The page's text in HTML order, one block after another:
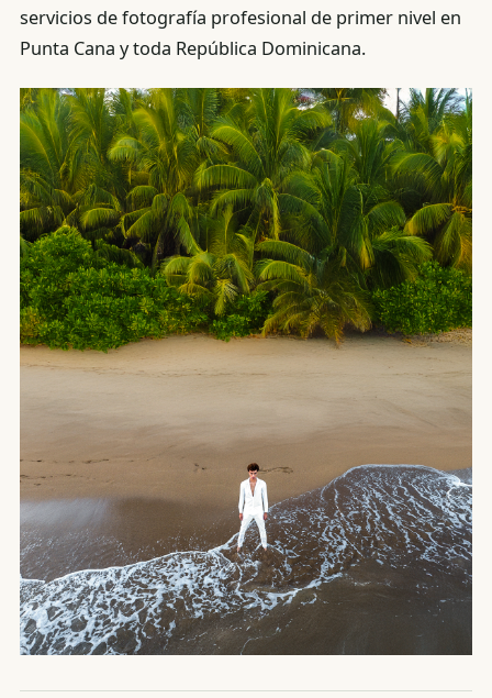
servicios de fotografía profesional de primer nivel en
Punta Cana y toda República Dominicana.